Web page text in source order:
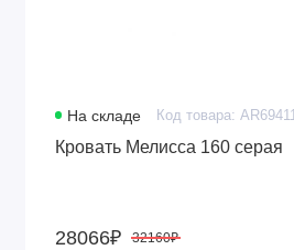
На складе Код товара: AR69411
Кровать Мелисса 160 серая
28066₽ 32160₽